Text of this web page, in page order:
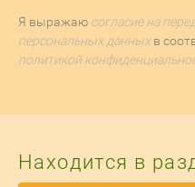
Я выражаю согласие на
персональных данныхв
политикой
Находится в